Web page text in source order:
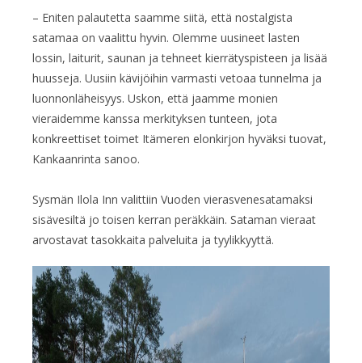
– Eniten palautetta saamme siitä, että nostalgista
satamaa on vaalittu hyvin. Olemme uusineet lasten
lossin, laiturit, saunan ja tehneet kierrätyspisteen ja lisää
huusseja. Uusiin kävijöihin varmasti vetoaa tunnelma ja
luonnonläheisyys. Uskon, että jaamme monien
vieraidemme kanssa merkityksen tunteen, jota
konkreettiset toimet Itämeren elonkirjon hyväksi tuovat,
Kankaanrinta sanoo.
Sysmän Ilola Inn valittiin Vuoden vierasvenesatamaksi
sisävesiltä jo toisen kerran peräkkäin. Sataman vieraat
arvostavat tasokkaita palveluita ja tyylikkyyttä.